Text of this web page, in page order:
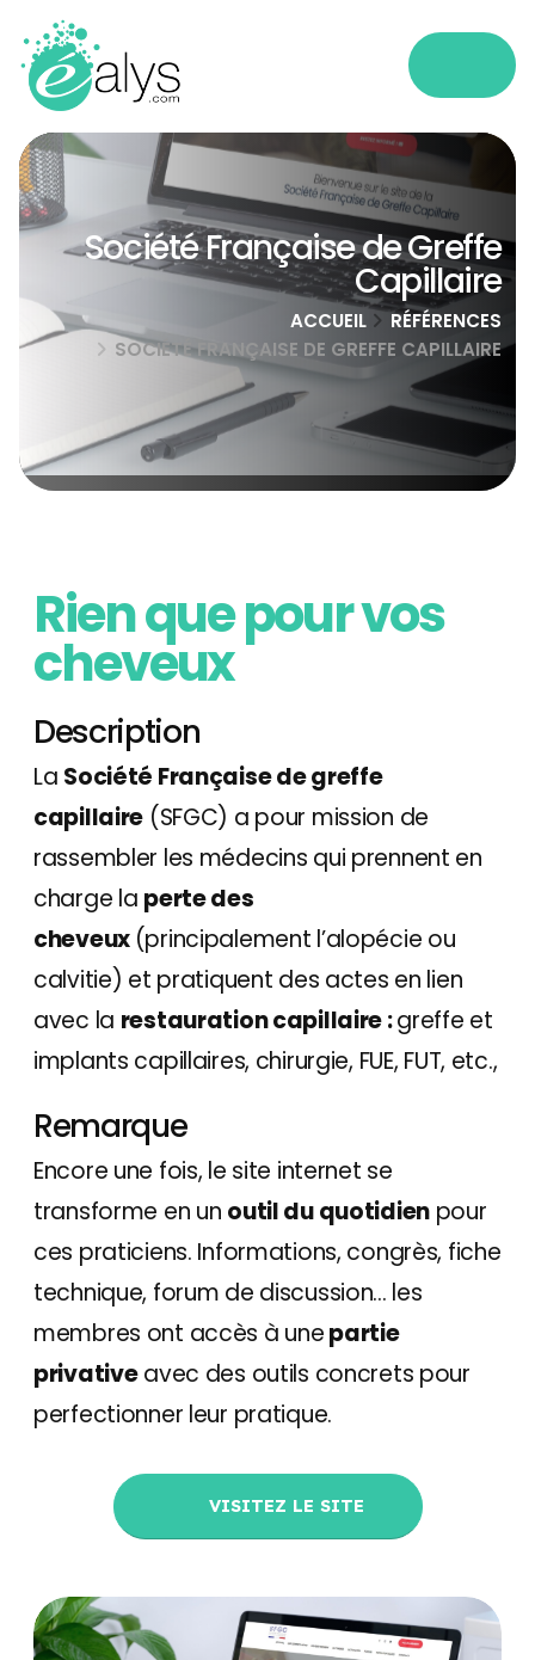
Société Française de Greffe
Capillaire
ACCUEIL
RÉFÉRENCES
SOCIÉTÉ FRANÇAISE DE GREFFE CAPILLAIRE
Rien que pour vos
cheveux
Description
La Société Française de greffe
capillaire (SFGC) a pour mission de
rassembler les médecins qui prennent en
charge la perte des
cheveux (principalement l’alopécie ou
calvitie) et pratiquent des actes en lien
avec la restauration capillaire :greffe et
implants capillaires, chirurgie, FUE, FUT, etc.,
Remarque
Encore une fois, le site internet se
transforme en un outil du quotidien pour
ces praticiens. Informations, congrès, fiche
technique, forum de discussion... les
membres ont accès à unepartie
privativeavec des outils concrets pour
perfectionner leur pratique.
VISITEZ LE SITE